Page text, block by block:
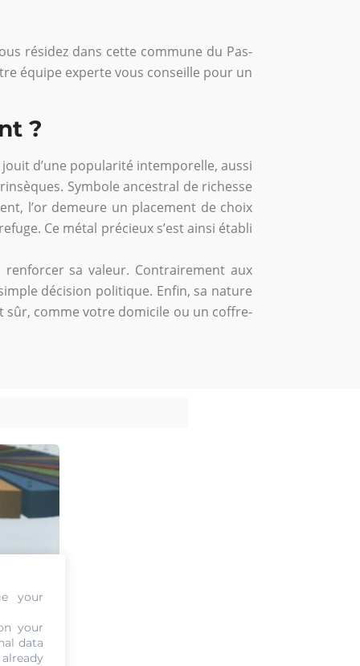
résidez dans cette commune du Pas-
équipe experte vous conseille pour un
?
d’une popularité intemporelle, aussi
Symbole ancestral de richesse
l’or demeure un placement de choix
Ce métal précieux s’est ainsi établi
sa valeur. Contrairement aux
décision politique. Enfin, sa nature
comme votre domicile ou un coffre-
your
your
data